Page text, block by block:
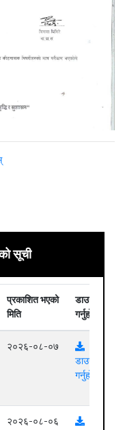
सूची
प्रकाशित भएको
मिति
डाउनलोड
गर्नुहोस्
२०२६-०८-०७
डाउनलोड
गर्नुहोस्
२०२६-०८-०६